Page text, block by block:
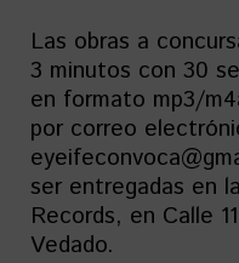
Las obras a
3 minutos con 30
en formato mp3/
por correo
ser entregadas en
Records, en Calle
Vedado.